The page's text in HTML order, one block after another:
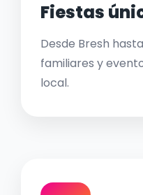
Fiestas
Desde Bresh
familiares y
local.